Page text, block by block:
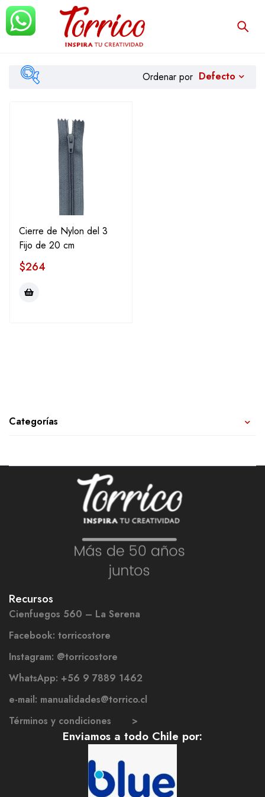
Categorías
Filtrar
Ordenar por Defecto
Cierre de Nylon del 3
Fijo de 20 cm
$264
Recursos
Cienfuegos 560 – La Serena
Facebook: torricostore
Instagram: @torricostore
WhatsApp: +56 9 7889 1462
e-mail: manualidades@torrico.cl
Términos y condiciones >
Enviamos a todo Chile por: